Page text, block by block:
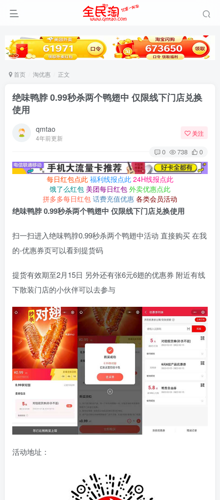
首页 淘优惠 正文
绝味鸭脖 0.99秒杀两个鸭翅中 仅限线下门店兑换
使用
qmtao
4年前更新
关注
0 738 0
每日红包点此 福利线报点此 24H线报点此
饿了么红包 美团每日红包 外卖优惠点此
拼多多每日红包 话费充值优惠 各类会员活动
绝味鸭脖 0.99秒杀两个鸭翅中 仅限线下门店兑换使用
扫一扫进入绝味鸭脖0.99秒杀两个鸭翅中活动 直接购买 在我
的-优惠券页可以看到提货码
提货有效期至2月15日 另外还有张6元6翅的优惠券 附近有线
下散装门店的小伙伴可以去参与
活动地址：